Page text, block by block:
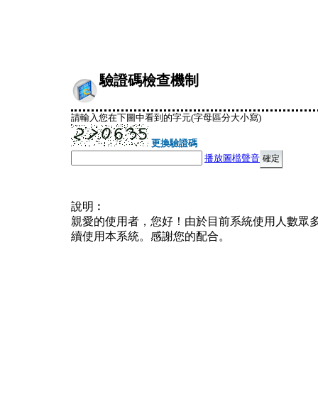
驗證碼檢查機制
請輸入您在下圖中看到的字元(字母區分大小寫)
更換驗證碼
播放圖檔聲音
說明︰
親愛的使用者，您好！由於目前系統使用人數眾
續使用本系統。感謝您的配合。